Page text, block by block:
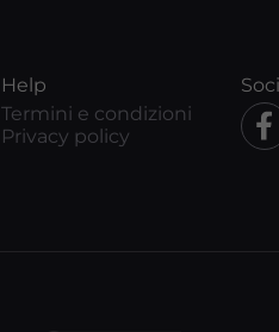
Help
Termini e condizioni
Privacy policy